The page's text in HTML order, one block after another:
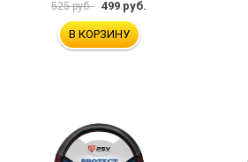
525 руб. 499 руб.
В КОРЗИНУ